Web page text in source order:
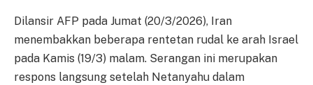
Dilansir AFP pada Jumat (20/3/2026), Iran
menembakkan beberapa rentetan rudal ke arah Israel
pada Kamis (19/3) malam. Serangan ini merupakan
respons langsung setelah Netanyahu dalam